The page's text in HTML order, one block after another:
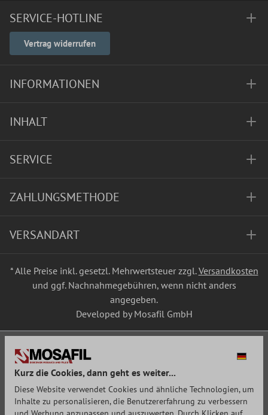
SERVICE-HOTLINE
Vertrag widerrufen
INFORMATIONEN
INHALT
SERVICE
ZAHLUNGSMETHODE
VERSANDART
* Alle Preise inkl. gesetzl. Mehrwertsteuer zzgl.Versandkosten
und ggf. Nachnahmegebühren, wenn nicht anders
angegeben.
Developed by Mosafil GmbH
Kurz die Cookies, dann geht es weiter...
Diese Website verwendet Cookies und ähnliche Technologien, um
Inhalte zu personalisieren, die Benutzererfahrung zu verbessern